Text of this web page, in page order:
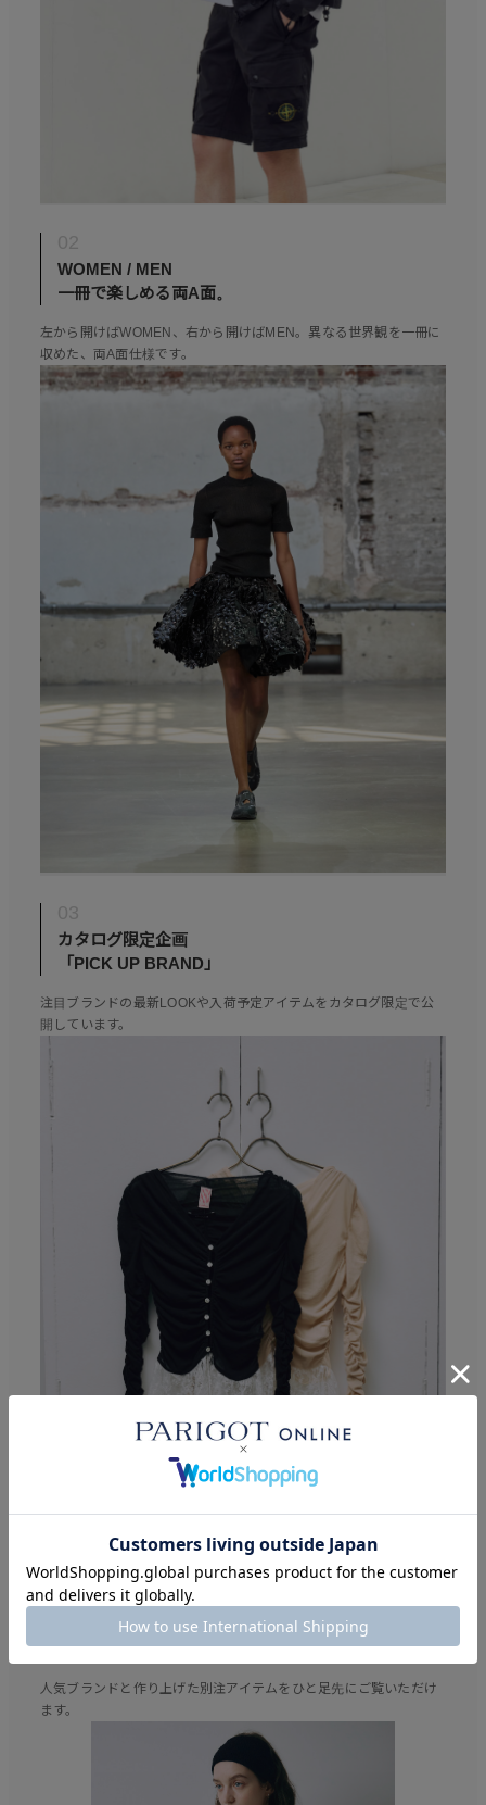
02
WOMEN / MEN
一冊で楽しめる両A面。
左から開けばWOMEN、右から開けばMEN。異なる世界観を一冊に
収めた、両A面仕様です。
03
カタログ限定企画
「PICK UP BRAND」
注目ブランドの最新LOOKや入荷予定アイテムをカタログ限定で公
開しています。
04
PARIGOTだけの
別注最新情報
人気ブランドと作り上げた別注アイテムをひと足先にご覧いただけ
ます。